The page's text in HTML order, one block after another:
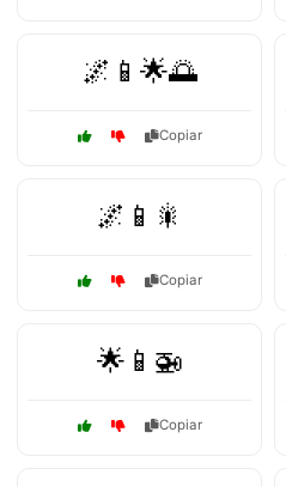
🌌📱🌟🌅
Copiar
🌌📱🎇
Copiar
🌟📱🚁
Copiar